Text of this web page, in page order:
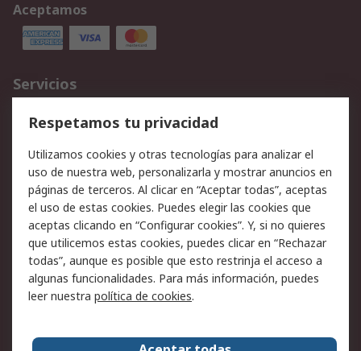
Aceptamos
Servicios
Cómo realizar pedidos
Devoluciones
Facturación y pago
Ofertas
Soporte técnico
Legal
Aviso legal
Política de privacidad -
Actualizada
Política sobre cookies
Seguridad de emails
Certificaciones de
Condiciones de venta
Respetamos tu privacidad
Utilizamos cookies y otras tecnologías para analizar el
uso de nuestra web, personalizarla y mostrar anuncios en
páginas de terceros. Al clicar en “Aceptar todas”, aceptas
el uso de estas cookies. Puedes elegir las cookies que
aceptas clicando en “Configurar cookies”. Y, si no quieres
que utilicemos estas cookies, puedes clicar en “Rechazar
todas”, aunque es posible que esto restrinja el acceso a
algunas funcionalidades. Para más información, puedes
leer nuestra política de cookies.